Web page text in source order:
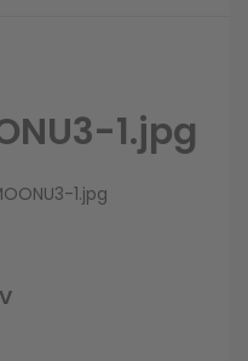
1.jpg
1.jpg